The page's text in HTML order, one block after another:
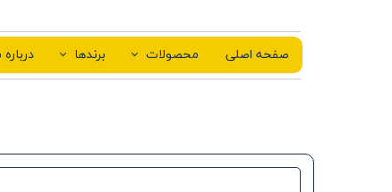
صفحه اصلی محصولات برندها درباره